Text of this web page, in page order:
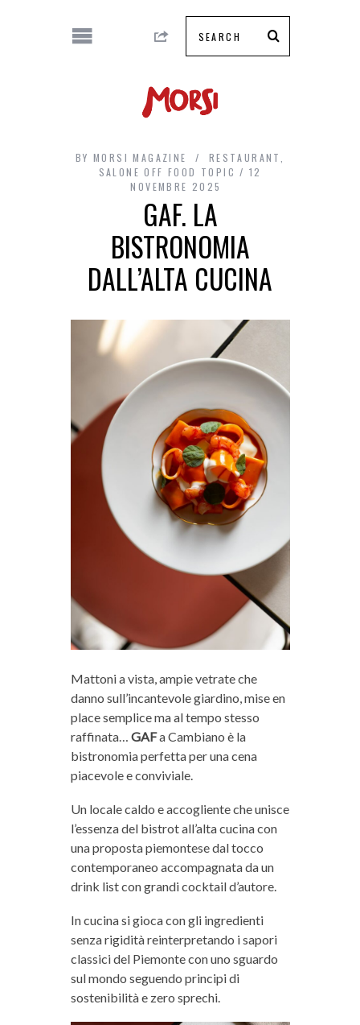
BY MORSI MAGAZINE RESTAURANT,
SALONE OFF FOOD TOPIC
12
NOVEMBRE 2025
GAF. LA
BISTRONOMIA
DALL’ALTA CUCINA
Mattoni a vista, ampie vetrate che
danno sull’incantevole giardino, mise en
place semplice ma al tempo stesso
raffinata… GAFa Cambiano è la
bistronomia perfetta per una cena
piacevole e conviviale.
Un locale caldo e accogliente che unisce
l’essenza del bistrot all’alta cucina con
una proposta piemontese dal tocco
contemporaneo accompagnata da un
drink list con grandi cocktail d’autore.
In cucina si gioca con gli ingredienti
senza rigidità reinterpretando i sapori
classici del Piemonte con uno sguardo
sul mondo seguendo principi di
sostenibilità e zero sprechi.